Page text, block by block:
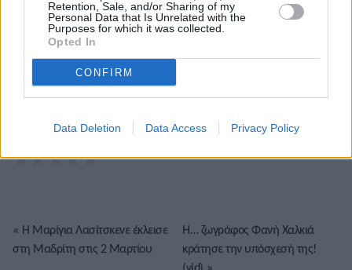
Retention, Sale, and/or Sharing of my
Personal Data that Is Unrelated with the
Purposes for which it was collected.
Opted In
CONFIRM
Data Deletion Data Access Privacy Policy
Το άρθρο δεν έχει ακόμα βαθμολογηθεί.
★★★★★
« Η Μαρίγια Λασίτσκενε έκλεισε
στη Μαδρίτη στις 2 Μαρτίου
Η… ζωγράφος Φανή Χαλκιά
κράτησε την υπόσχεσή της!